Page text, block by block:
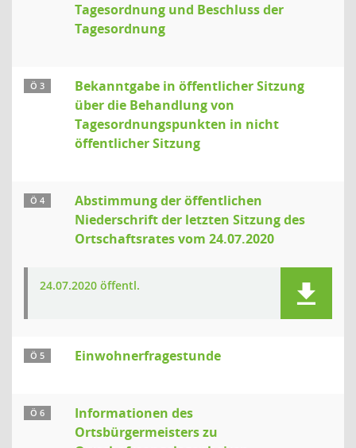
Tagesordnung und Beschluss der
Tagesordnung
Ö 3
Bekanntgabe in öffentlicher Sitzung
über die Behandlung von
Tagesordnungspunkten in nicht
öffentlicher Sitzung
Ö 4
Abstimmung der öffentlichen
Niederschrift der letzten Sitzung des
Ortschaftsrates vom 24.07.2020
24.07.2020 öffentl.
Ö 5 Einwohnerfragestunde
Ö 6
Informationen des
Ortsbürgermeisters zu